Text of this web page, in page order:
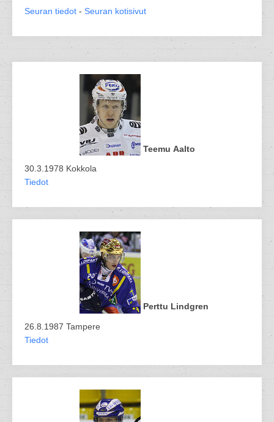
Seuran tiedot - Seuran kotisivut
Teemu Aalto
30.3.1978 Kokkola
Tiedot
Perttu Lindgren
26.8.1987 Tampere
Tiedot